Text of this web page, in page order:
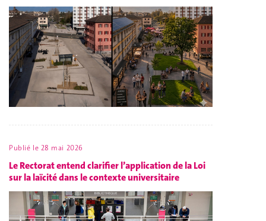
Publié le 28 mai 2026
Le Rectorat entend clarifier l’application de la Loi
sur la laïcité dans le contexte universitaire